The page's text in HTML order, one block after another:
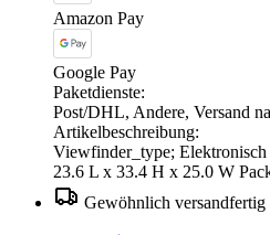
Amazon Pay
Google Pay
Paketdienste:
Post/DHL, Andere, Versand
Artikelbeschreibung:
Viewfinder_type;
23.6 L x 33.4 H x 25.0 W
Gewöhnlich